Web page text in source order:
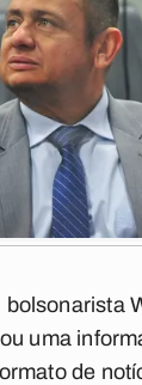
uma
de